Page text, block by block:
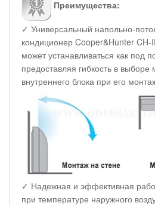
Преимущества:
✓ Универсальный напольно-
кондиционер Cooper&Hunter
может устанавливаться как под
предоставляя гибкость в
внутреннего блока при его
✓ Надежная и эффективная
при температуре наружного